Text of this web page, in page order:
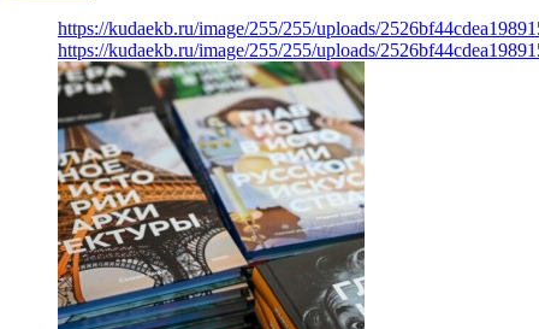
https://kudaekb.ru/image/255/255/uploads/
https://kudaekb.ru/image/255/255/uploads/